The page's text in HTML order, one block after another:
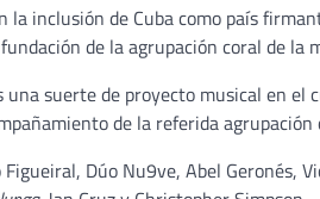
inclusión de Cuba como país
de la agrupación coral de la
suerte de proyecto musical en el
de la referida agrupación
Dúo Nu9ve, Abel Geronés,